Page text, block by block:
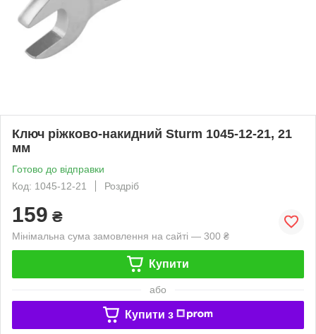
Ключ ріжково-накидний Sturm 1045-12-21, 21
мм
Готово до відправки
Код: 1045-12-21
Роздріб
159 ₴
Мінімальна сума замовлення на сайті — 300 ₴
Купити
або
Купити з